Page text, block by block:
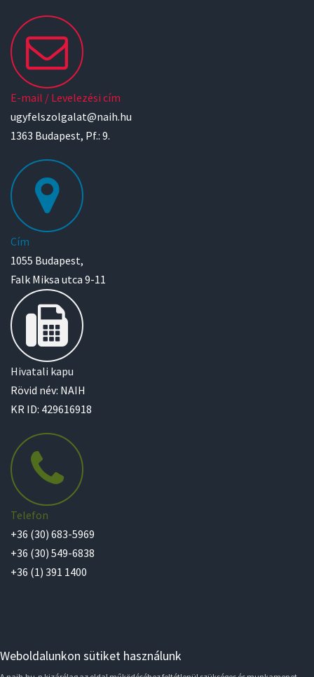
E-mail / Levelezési cím
ugyfelszolgalat@naih.hu
1363 Budapest, Pf.: 9.
Cím
1055 Budapest,
Falk Miksa utca 9-11
Hivatali kapu
Rövid név: NAIH
KR ID: 429616918
Telefon
+36 (30) 683-5969
+36 (30) 549-6838
+36 (1) 391 1400
Weboldalunkon sütiket használunk